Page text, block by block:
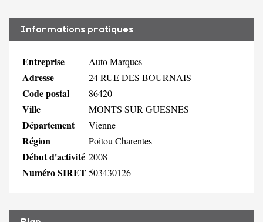
Informations pratiques
Entreprise Auto Marques
Adresse 24 RUE DES BOURNAIS
Code postal 86420
Ville MONTS SUR GUESNES
Département Vienne
Région Poitou Charentes
Début d'activité 2008
Numéro SIRET503430126